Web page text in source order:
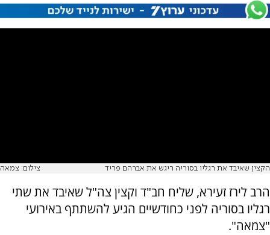
הקצין שאיבד את רגליו בסוריה ריגש את אברהם פריד צילום: צמאה
הרב לירז זעירא, שליח חב"ד וקצין צה"ל שאיבד את שתי
רגליו בסוריה לפני כחודשיים הגיע להשתתף באירועי
"צמאה".